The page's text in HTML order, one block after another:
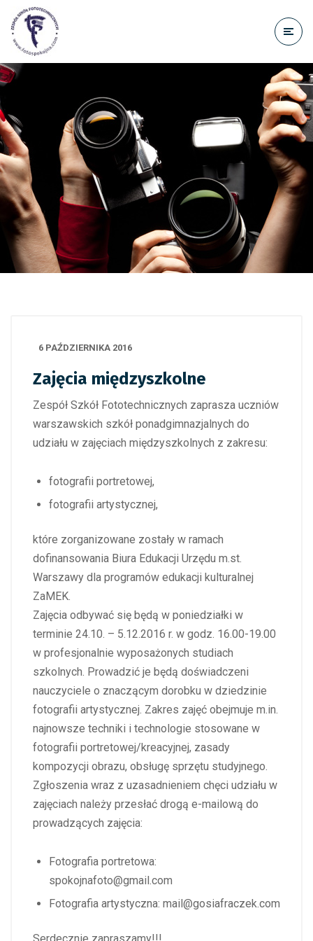
treści
6 PAŹDZIERNIKA 2016
Zajęcia międzyszkolne
Zespół Szkół Fototechnicznych zaprasza uczniów
warszawskich szkół ponadgimnazjalnych do
udziału w zajęciach międzyszkolnych z zakresu:
fotografii portretowej,
fotografii artystycznej,
które zorganizowane zostały w ramach
dofinansowania Biura Edukacji Urzędu m.st.
Warszawy dla programów edukacji kulturalnej
ZaMEK.
Zajęcia odbywać się będą w poniedziałki w
terminie 24.10. – 5.12.2016 r. w godz. 16.00-19.00
w profesjonalnie wyposażonych studiach
szkolnych. Prowadzić je będą doświadczeni
nauczyciele o znaczącym dorobku w dziedzinie
fotografii artystycznej. Zakres zajęć obejmuje m.in.
najnowsze techniki i technologie stosowane w
fotografii portretowej/kreacyjnej, zasady
kompozycji obrazu, obsługę sprzętu studyjnego.
Zgłoszenia wraz z uzasadnieniem chęci udziału w
zajęciach należy przesłać drogą e-mailową do
prowadzących zajęcia:
Fotografia portretowa:
spokojnafoto@gmail.com
Fotografia artystyczna: mail@gosiafraczek.com